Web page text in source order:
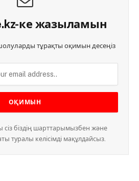
ке жазыламын
тұрақты оқимын десеңіз
сіз біздің шарттарымызбен және
туралы келісімді мақұлдайсыз.